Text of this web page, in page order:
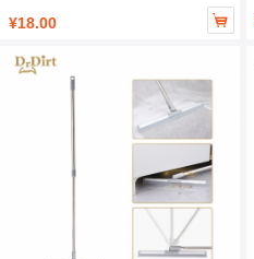
¥18.00 